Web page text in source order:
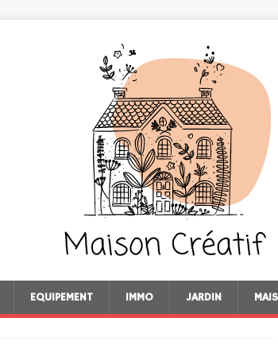
EQUIPEMENT IMMO JARDIN